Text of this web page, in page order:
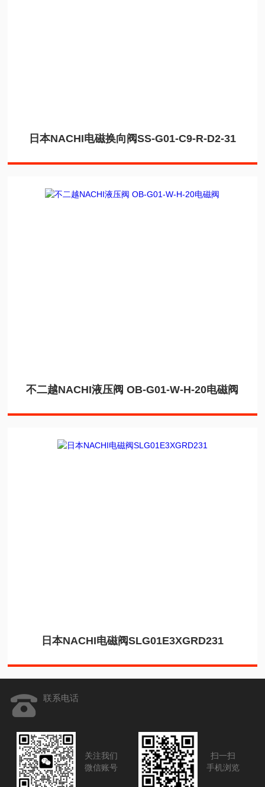
日本NACHI电磁换向阀SS-G01-C9-R-D2-31
不二越NACHI液压阀 OB-G01-W-H-20电磁阀
日本NACHI电磁阀SLG01E3XGRD231
联系电话
关注我们
微信账号
扫一扫
手机浏览